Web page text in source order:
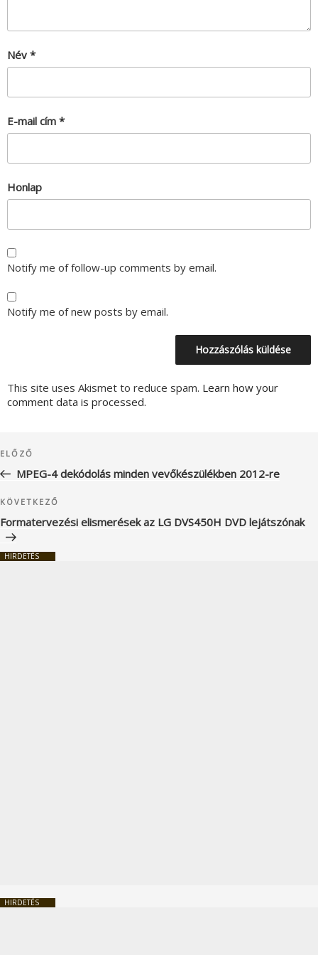
Név *
E-mail cím *
Honlap
Notify me of follow-up comments by email.
Notify me of new posts by email.
This site uses Akismet to reduce spam. Learn how your
comment data is processed.
navigáció
Korábbi
bejegyzés
ELŐZŐ
MPEG-4 dekódolás minden vevőkészülékben 2012-re
Következő
bejegyzés
KÖVETKEZŐ
Formatervezési elismerések az LG DVS450H DVD lejátszónak
HIRDETÉS
HIRDETÉS